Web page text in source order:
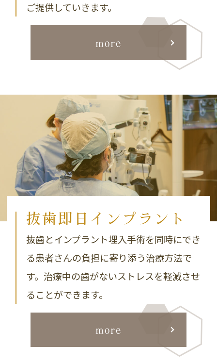
ご提供していきます。
more
抜歯即日 インプラント
抜歯とインプラント埋入手術を同時にでき
る患者さんの負担に寄り添う治療方法で
す。治療中の歯がないストレスを軽減させ
ることができます。
more